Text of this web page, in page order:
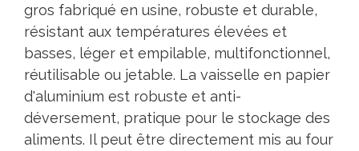
gros fabriqué en usine, robuste et durable,
résistant aux températures élevées et
basses, léger et empilable, multifonctionnel,
réutilisable ou jetable. La vaisselle en papier
d'aluminium est robuste et anti-
déversement, pratique pour le stockage des
aliments. Il peut être directement mis au four